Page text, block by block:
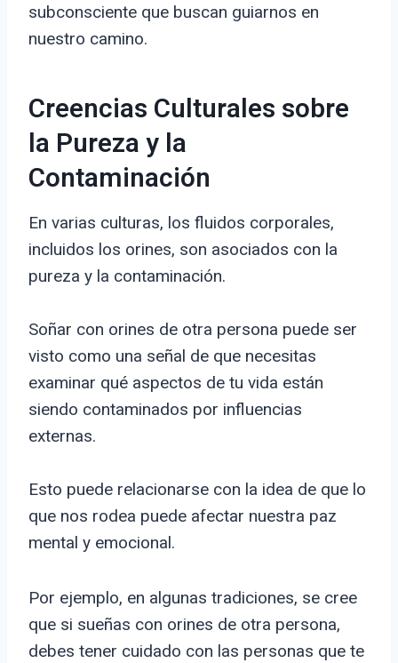
subconsciente que buscan guiarnos en
nuestro camino.
Creencias Culturales sobre
la Pureza y la
Contaminación
En varias culturas, los fluidos corporales,
incluidos los orines, son asociados con la
pureza y la contaminación.
Soñar con orines de otra persona puede ser
visto como una señal de que necesitas
examinar qué aspectos de tu vida están
siendo contaminados por influencias
externas.
Esto puede relacionarse con la idea de que lo
que nos rodea puede afectar nuestra paz
mental y emocional.
Por ejemplo, en algunas tradiciones, se cree
que si sueñas con orines de otra persona,
debes tener cuidado con las personas que te